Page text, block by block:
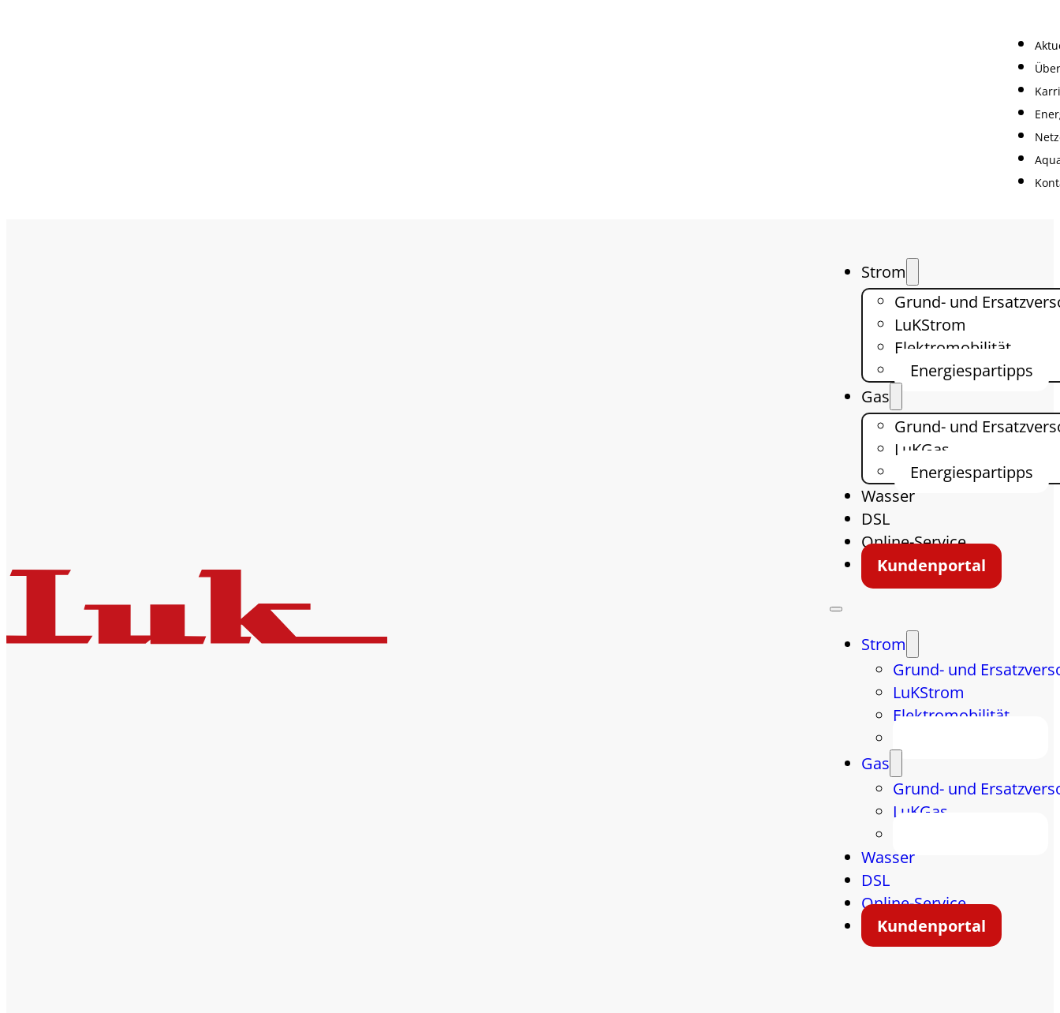
Strom
Grund- und
LuKStrom
Elektromobilität
Energiespartipps
Gas
Grund- und
LuKGas
Energiespartipps
Wasser
DSL
Online-Service
Kundenportal
Strom
Grund- und
LuKStrom
Elektromobilität
Gas
Grund- und
LuKGas
Wasser
DSL
Online-Service
Kundenportal